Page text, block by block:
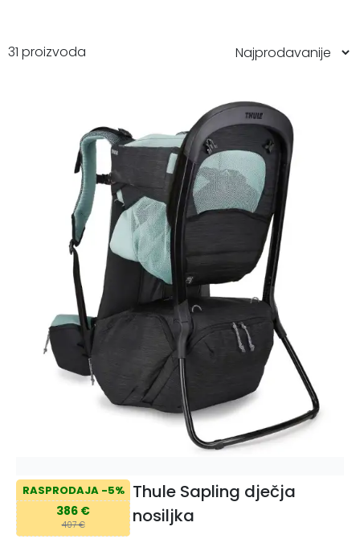
31 proizvoda
RASPRODAJA -5%
386 €
407 €
Thule Sapling dječja
nosiljka